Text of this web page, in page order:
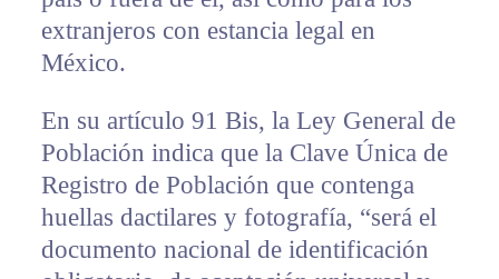
extranjeros con estancia legal en
México.
En su artículo 91 Bis, la Ley General de
Población indica que la Clave Única de
Registro de Población que contenga
huellas dactilares y fotografía, “será el
documento nacional de identificación